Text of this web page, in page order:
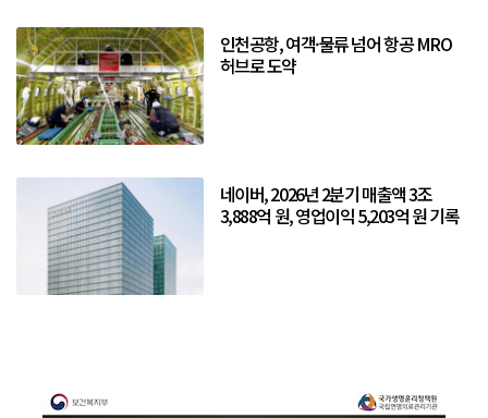
인천공항, 여객·물류 넘어 항공 MRO
허브로 도약
네이버, 2026년 2분기 매출액 3조
3,888억 원, 영업이익 5,203억 원 기록